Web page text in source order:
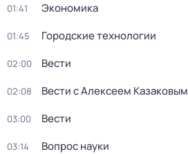
01:41 Экономика
01:45 Городские технологии
02:00 Вести
02:08 Вести с Алексеем Казаковым
03:00 Вести
03:14 Вопрос науки